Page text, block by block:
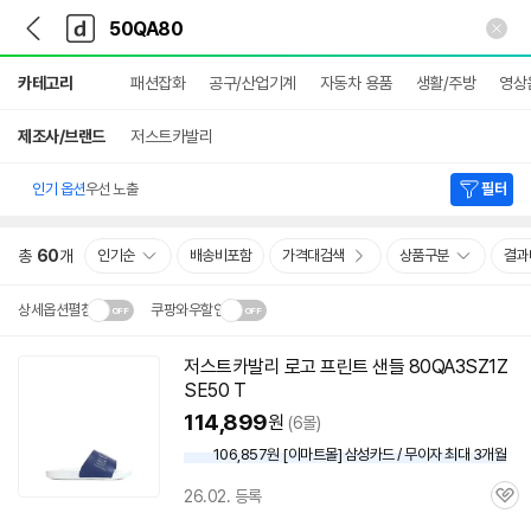
다
나
와
가
기
다
와
메
인
카테고리 패션잡화 공구/산업기계 자동차 용품 생활/주방 영상
제조사/브랜드 저스트카발리
인기 옵션우선 노출 필터
총 60개 인기순 배송비포함 가격대검색 상품구분 결
상세옵션펼침 쿠팡와우할인
배송·설치비가 달라집니다.닫
기
저스트카발리 로고 프린트 샌들 80QA3SZ1Z
SE50 T
114,899원 (6몰)
106,857원 [이마트몰] 삼성카드 / 무이자 최대 3개월
26.02. 등록
관